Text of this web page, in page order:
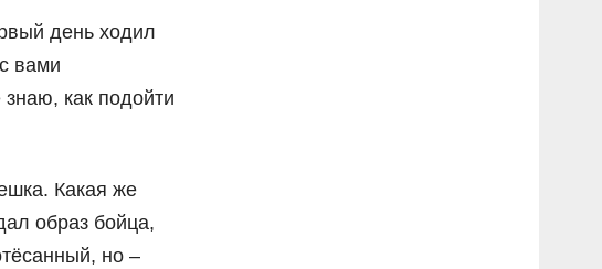
день ходил
вами
как подойти
Какая же
образ бойца,
но –